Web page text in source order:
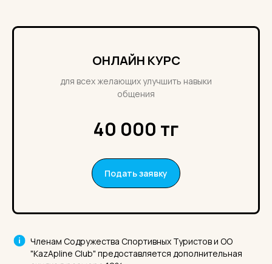
ОНЛАЙН КУРС
для всех желающих улучшить навыки
общения
40 000 тг
Подать заявку
Членам Содружества Спортивных Туристов и ОО
"KazApline Club" предоставляется дополнительная